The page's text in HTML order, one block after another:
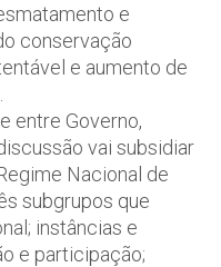
e
conservação
e aumento de
entre Governo,
vai subsidiar
Nacional de
subgrupos que
instâncias e
e participação;